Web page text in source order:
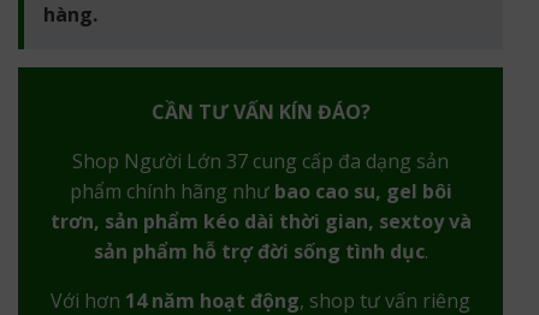
hàng.
CẦN TƯ VẤN KÍN ĐÁO?
Shop Người Lớn 37 cung cấp đa dạng sản
phẩm chính hãng như bao cao su, gel bôi
trơn, sản phẩm kéo dài thời gian, sextoy và
sản phẩm hỗ trợ đời sống tình dục.
Với hơn 14 năm hoạt động, shop tư vấn riêng